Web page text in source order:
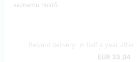
seznamu hostů.
EUR 33.04